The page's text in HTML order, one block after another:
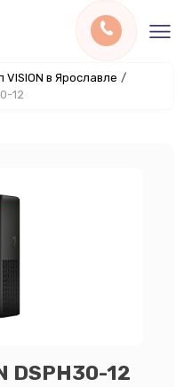
в Ярославле /
12
DSPH30-12